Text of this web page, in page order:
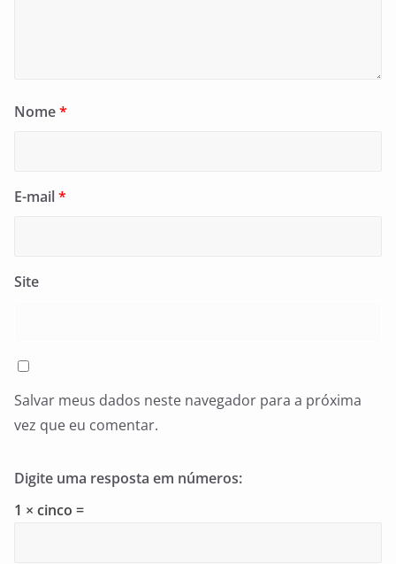
Nome*
E-mail*
Site
Salvar meus dados neste navegador para a próxima
vez que eu comentar.
Digite uma resposta em números:
1 × cinco =